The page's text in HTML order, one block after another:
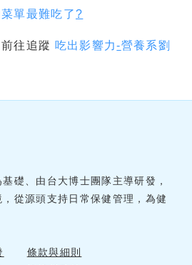
單最難吃了?
往追蹤 吃出影響力-營養系劉
礎、由台大博士團隊主導研發，
從源頭支持日常保健管理，為健
條款與細則